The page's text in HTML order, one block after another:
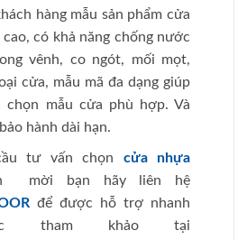
hàng mẫu sản phẩm cửa
có khả năng chống nước
vênh, co ngót, mối mọt,
cửa, mẫu mã đa dạng giúp
chọn mẫu cửa phù hợp. Và
hành dài hạn.
tư vấn chọn cửa nhựa
mời bạn hãy liên hệ
để được hỗ trợ nhanh
tham khảo tại